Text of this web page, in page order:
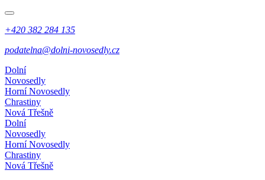
+420 382 284 135
podatelna@dolni-novosedly.cz
Dolní
Novosedly
Horní Novosedly
Chrastiny
Nová Třešně
Dolní
Novosedly
Horní Novosedly
Chrastiny
Nová Třešně